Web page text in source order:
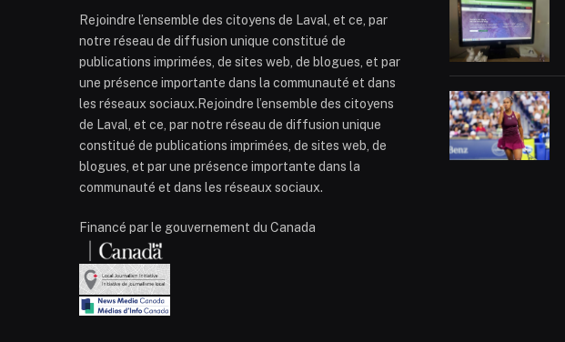
Rejoindre l’ensemble des citoyens de Laval, et ce, par
notre réseau de diffusion unique constitué de
publications imprimées, de sites web, de blogues, et par
une présence importante dans la communauté et dans
les réseaux sociaux.Rejoindre l’ensemble des citoyens
de Laval, et ce, par notre réseau de diffusion unique
constitué de publications imprimées, de sites web, de
blogues, et par une présence importante dans la
communauté et dans les réseaux sociaux.
Financé par le gouvernement du Canada